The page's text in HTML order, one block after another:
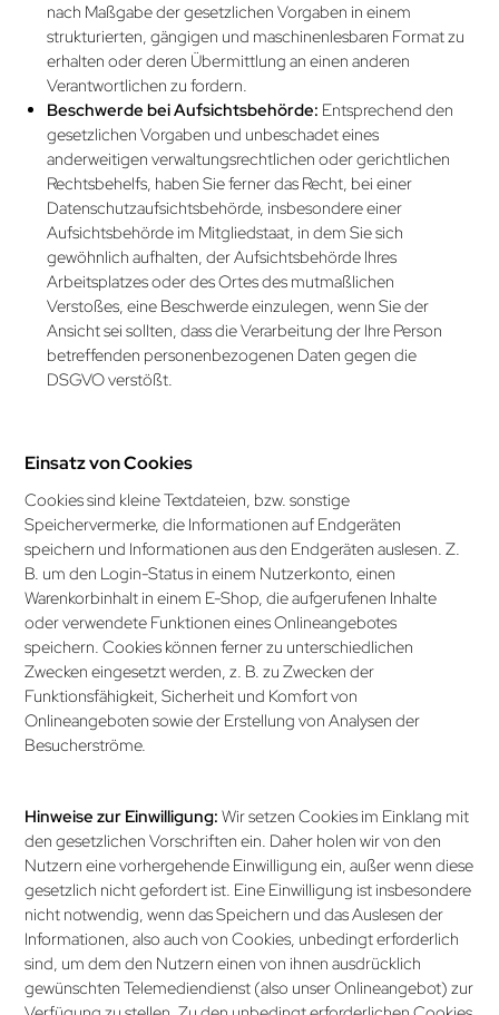
nach Maßgabe der gesetzlichen Vorgaben in einem
strukturierten, gängigen und maschinenlesbaren Format zu
erhalten oder deren Übermittlung an einen anderen
Verantwortlichen zu fordern.
Beschwerde bei Aufsichts­behörde: Entsprechend den
gesetzlichen Vorgaben und unbeschadet eines
anderweitigen verwaltungs­rechtlichen oder gerichtlichen
Rechtsbehelfs, haben Sie ferner das Recht, bei einer
Datenschutzaufsichtsbehörde, insbesondere einer
Aufsichts­behörde im Mitgliedstaat, in dem Sie sich
gewöhnlich aufhalten, der Aufsichts­behörde Ihres
Arbeitsplatzes oder des Ortes des mut­maßlichen
Verstoßes, eine Beschwerde einzulegen, wenn Sie der
Ansicht sei sollten, dass die Verarbeitung der Ihre Person
betreffenden personenbezogenen Daten gegen die
DSGVO verstößt.
Einsatz von Cookies
Cookies sind kleine Textdateien, bzw. sonstige
Speichervermerke, die Informationen auf Endgeräten
speichern und Informationen aus den Endgeräten auslesen. Z.
B. um den Login-Status in einem Nutzerkonto, einen
Warenkorb­inhalt in einem E-Shop, die aufgerufenen Inhalte
oder verwendete Funktionen eines Onlineangebotes
speichern. Cookies können ferner zu unterschiedlichen
Zwecken eingesetzt werden, z. B. zu Zwecken der
Funktionsfähigkeit, Sicherheit und Komfort von
Onlineangeboten sowie der Erstellung von Analysen der
Besucherströme.
Hinweise zur Einwilligung:Wir setzen Cookies im Einklang mit
den gesetzlichen Vorschriften ein. Daher holen wir von den
Nutzern eine vorhergehende Einwilligung ein, außer wenn diese
gesetzlich nicht gefordert ist. Eine Einwilli­gung ist insbesondere
nicht notwendig, wenn das Speichern und das Auslesen der
Informationen, also auch von Cookies, unbedingt erforderlich
sind, um dem den Nutzern einen von ihnen ausdrücklich
gewünschten Telemediendienst (also unser Onlineangebot) zur